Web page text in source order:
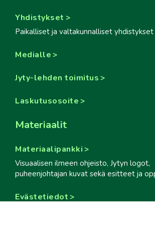
Yhdistykset
Paikalliset ja valtakunnalliset yhdistykset
Medialle
Jyty-lehden toimitus
Laskutusosoite
Materiaalit
Materiaalipankki
Visuaalisen ilmeen ohjeisto, Jytyn logot,
puheenjohtajan kuvat sekä esitteet ja
Evästetiedot